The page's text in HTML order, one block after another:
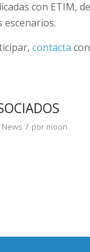
con ETIM,
escenarios.
contacta
News / por moon